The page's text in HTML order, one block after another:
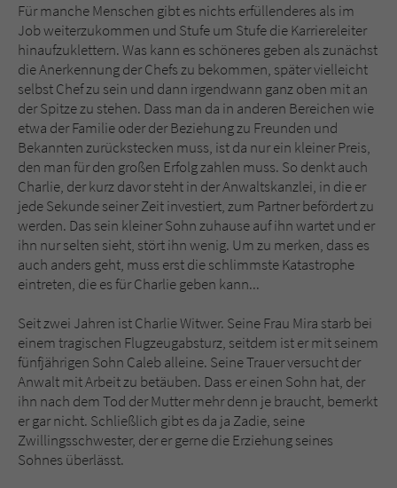
Für manche Menschen gibt es nichts erfüllenderes als im
Job weiterzukommen und Stufe um Stufe die Karriereleiter
hinaufzuklettern. Was kann es schöneres geben als zunächst
die Anerkennung der Chefs zu bekommen, später vielleicht
selbst Chef zu sein und dann irgendwann ganz oben mit an
der Spitze zu stehen. Dass man da in anderen Bereichen wie
etwa der Familie oder der Beziehung zu Freunden und
Bekannten zurückstecken muss, ist da nur ein kleiner Preis,
den man für den großen Erfolg zahlen muss. So denkt auch
Charlie, der kurz davor steht in der Anwaltskanzlei, in die er
jede Sekunde seiner Zeit investiert, zum Partner befördert zu
werden. Das sein kleiner Sohn zuhause auf ihn wartet und er
ihn nur selten sieht, stört ihn wenig. Um zu merken, dass es
auch anders geht, muss erst die schlimmste Katastrophe
eintreten, die es für Charlie geben kann...
Seit zwei Jahren ist Charlie Witwer. Seine Frau Mira starb bei
einem tragischen Flugzeugabsturz, seitdem ist er mit seinem
fünfjährigen Sohn Caleb alleine. Seine Trauer versucht der
Anwalt mit Arbeit zu betäuben. Dass er einen Sohn hat, der
ihn nach dem Tod der Mutter mehr denn je braucht, bemerkt
er gar nicht. Schließlich gibt es da ja Zadie, seine
Zwillingsschwester, der er gerne die Erziehung seines
Sohnes überlässt.
Zweck
Dieses Cookie gewährleistet die
Kommunikation der Webseite mit dem
Benutzer. Es wird benötigt um z. B. den
Sicherheitscode des Kontaktformulars zu
überprüfen.